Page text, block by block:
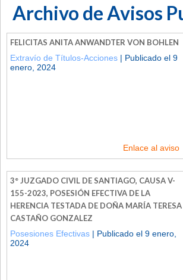
Archivo de Avisos
FELICITAS ANITA ANWANDTER VON BOHLEN
Extravío de Títulos-Acciones | Publicado el 9
enero, 2024
Enlace al aviso
3° JUZGADO CIVIL DE SANTIAGO, CAUSA V-
155-2023, POSESIÓN EFECTIVA DE LA
HERENCIA TESTADA DE DOÑA MARÍA TERESA
CASTAÑO GONZALEZ
Posesiones Efectivas | Publicado el 9 enero,
2024